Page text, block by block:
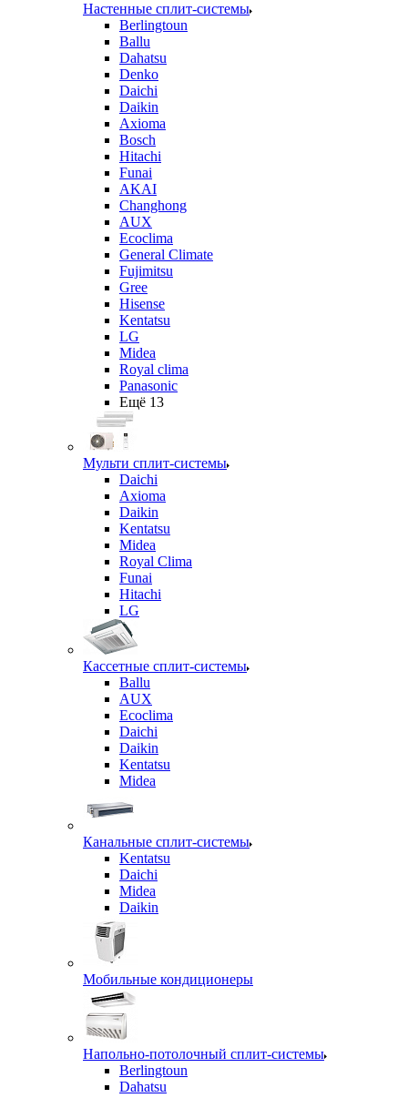
Настенные сплит-системы
Berlingtoun
Ballu
Dahatsu
Denko
Daichi
Daikin
Axioma
Bosch
Hitachi
Funai
AKAI
Changhong
AUX
Ecoclima
General Climate
Fujimitsu
Gree
Hisense
Kentatsu
LG
Midea
Royal clima
Panasonic
Ещё 13
Мульти сплит-системы
Daichi
Axioma
Daikin
Kentatsu
Midea
Royal Clima
Funai
Hitachi
LG
Кассетные сплит-системы
Ballu
AUX
Ecoclima
Daichi
Daikin
Kentatsu
Midea
Канальные сплит-системы
Kentatsu
Daichi
Midea
Daikin
Мобильные кондиционеры
Напольно-потолочный сплит-системы
Berlingtoun
Dahatsu